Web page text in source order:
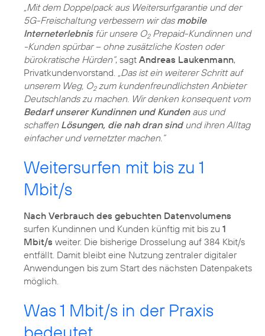
„Mit dem Doppelpack aus Weitersurfgarantie und der
5G-Freischaltung verbessern wir das mobile
Interneterlebnisfür unsere O2Prepaid-Kundinnen und
-Kunden spürbar – ohne zusätzliche Kosten oder
bürokratische Hürden“, sagt Andreas Laukenmann,
Privatkundenvorstand.
„Das ist ein weiterer Schritt auf
unserem Weg, O2zum kundenfreundlichsten Anbieter
Deutschlands zu machen. Wir denken konsequent vom
Bedarf unserer Kundinnen und Kundenaus und
schaffen Lösungen, die nah dran sindund ihren Alltag
einfacher und vernetzter machen.“
Weitersurfen mit bis zu 1
Mbit/s
Nach Verbrauch des gebuchten Datenvolumens
surfen Kundinnen und Kunden künftig mit bis zu 1
Mbit/s weiter. Die bisherige Drosselung auf 384 Kbit/s
entfällt. Damit bleibt eine Nutzung zentraler digitaler
Anwendungen bis zum Start des nächsten Datenpakets
möglich.
Was 1 Mbit/s in der Praxis